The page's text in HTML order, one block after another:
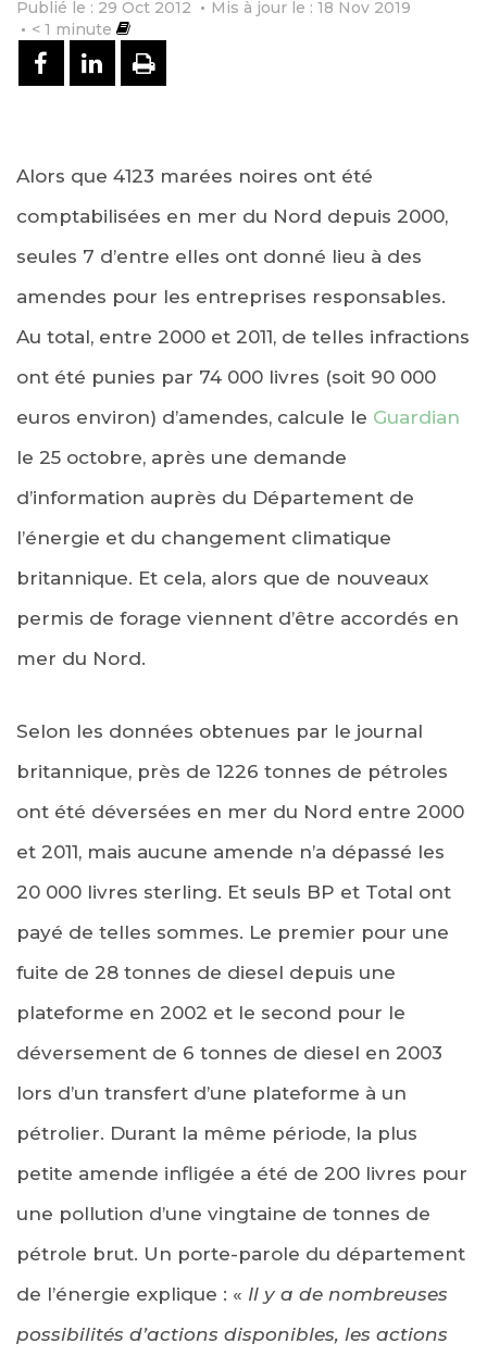
Publié le : 29 Oct 2012
Mis à jour le : 18 Nov 2019
< 1 minute
PARTAGER SUR FACEBOOK
PARTAGER SUR LINKEDIN
IMPRIMER
Alors que 4123 marées noires ont été
comptabilisées en mer du Nord depuis 2000,
seules 7 d’entre elles ont donné lieu à des
amendes pour les entreprises responsables.
Au total, entre 2000 et 2011, de telles infractions
ont été punies par 74 000 livres (soit 90 000
euros environ) d’amendes, calcule le Guardian
le 25 octobre, après une demande
d’information auprès du Département de
l’énergie et du changement climatique
britannique. Et cela, alors que de nouveaux
permis de forage viennent d’être accordés en
mer du Nord.
Selon les données obtenues par le journal
britannique, près de 1226 tonnes de pétroles
ont été déversées en mer du Nord entre 2000
et 2011, mais aucune amende n’a dépassé les
20 000 livres sterling. Et seuls BP et Total ont
payé de telles sommes. Le premier pour une
fuite de 28 tonnes de diesel depuis une
plateforme en 2002 et le second pour le
déversement de 6 tonnes de diesel en 2003
lors d’un transfert d’une plateforme à un
pétrolier. Durant la même période, la plus
petite amende infligée a été de 200 livres pour
une pollution d’une vingtaine de tonnes de
pétrole brut. Un porte-parole du département
de l’énergie explique : « Il y a de nombreuses
possibilités d’actions disponibles, les actions